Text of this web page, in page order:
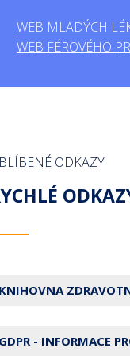
WEB MLADÝCH
WEB FÉROVÉHO
ODKAZY
- INFORMACE